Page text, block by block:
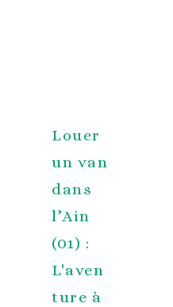
Louer
un van
dans
l’Ain
(01) :
L'aven
ture à